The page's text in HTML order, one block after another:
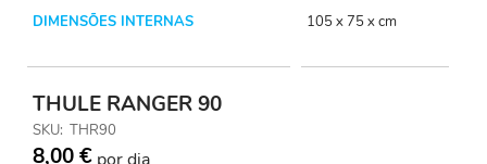
DIMENSÕES INTERNAS 105 x 75 x cm
THULE RANGER 90
SKU THR90
8,00 €